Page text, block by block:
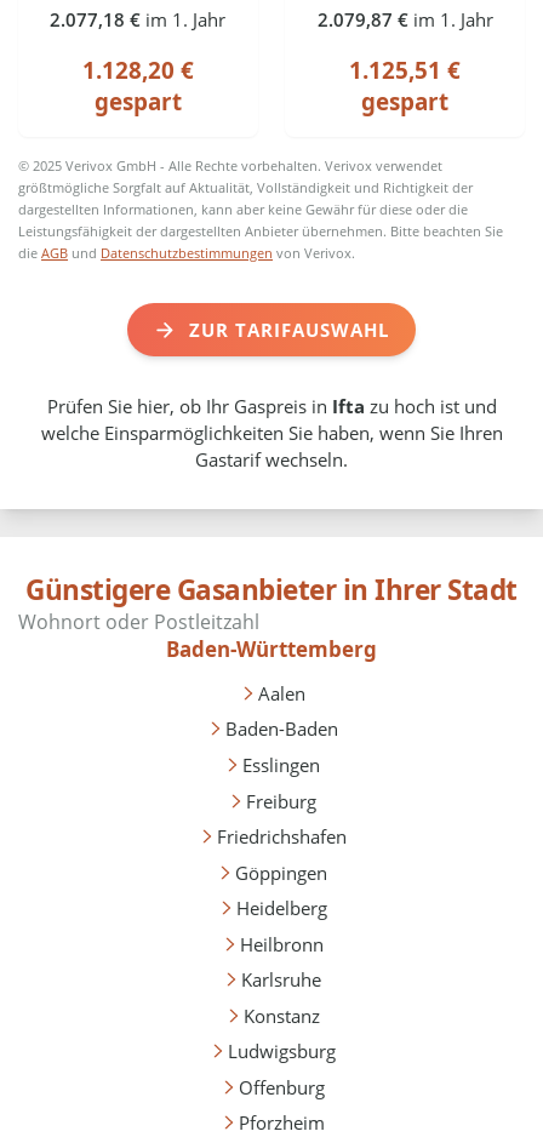
2.077,18 € im 1. Jahr
1.128,20 €
gespart
2.079,87 € im 1. Jahr
1.125,51 €
gespart
© 2025 Verivox GmbH - Alle Rechte vorbehalten. Verivox verwendet
größtmögliche Sorgfalt auf Aktualität, Vollständigkeit und Richtigkeit der
dargestellten Informationen, kann aber keine Gewähr für diese oder die
Leistungsfähigkeit der dargestellten Anbieter übernehmen. Bitte beachten Sie
dieAGB und Datenschutzbestimmungen von Verivox.
ZUR TARIFAUSWAHL
Prüfen Sie hier, ob Ihr Gaspreis in Ifta zu hoch ist und
welche Einsparmöglichkeiten Sie haben, wenn Sie Ihren
Gastarif wechseln.
Günstigere Gasanbieter in Ihrer Stadt
Baden-Württemberg
Aalen
Baden-Baden
Esslingen
Freiburg
Friedrichshafen
Göppingen
Heidelberg
Heilbronn
Karlsruhe
Konstanz
Ludwigsburg
Offenburg
Pforzheim